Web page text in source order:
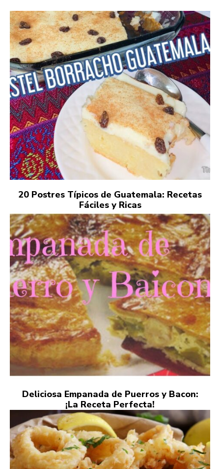
20 Postres Típicos de Guatemala: Recetas
Fáciles y Ricas
Deliciosa Empanada de Puerros y Bacon:
¡La Receta Perfecta!